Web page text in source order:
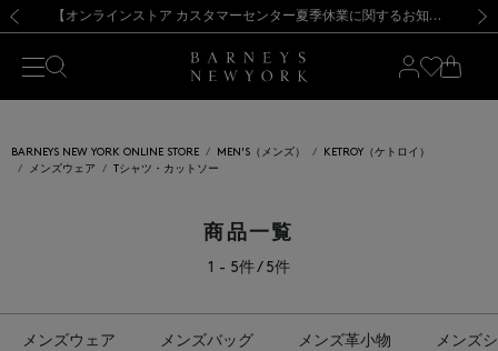
新規登録のお客様も対象！＜MY BARNEYS＞会員のお客様は11,000円（税込）以上のお買上げで常時送料無料！お買い物の際は会員登録を！
【夏季休業に伴う出荷一時停止のお知らせ】(2026.8.7) 【オンラインストア カスタマーセンター夏季休業に関するお知らせ】（2026.8.7）
【夏季休業に伴う返品・交換承り一時停止のお知らせ】（2026.8.5）
熊本県を中心とした地震の影響によるお荷物のお届けについて
【開催中】SUMMER SALEのご案内・ご注意事項 新規登録のお客様も対象！＜MY BARNEYS＞会員のお客様は11,000円（税込）以上のお買上げで常時送料無料！お買い物の際は会員登録を！
【夏季休業に伴う出荷一時停止のお知らせ】(2026.8.7)
BARNEYS NEW YORK ONLINE STORE MEN'S（メンズ）
KETROY（ケトロイ）
メンズウェア
Tシャツ・カットソー
商品一覧
1 - 5件 / 5件
メンズウェア メンズバッグ メンズ革小物 メンズ